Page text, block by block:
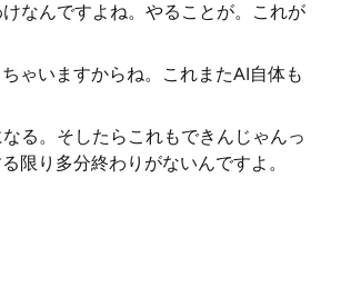
なんですよね。やることが。これが
ゃいますからね。これまたAI自体も
る。そしたらこれもできんじゃんっ
限り多分終わりがないんですよ。